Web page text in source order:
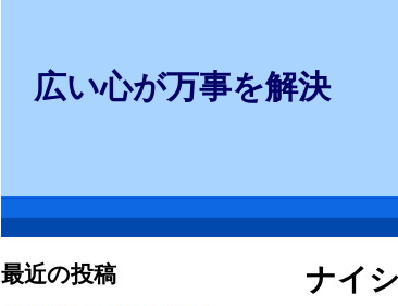
広い心が万事を解決
ナイ
最近の投稿